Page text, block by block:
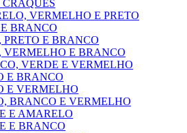
CRAQUES
VERMELHO E PRETO
BRANCO
E BRANCO
VERMELHO E BRANCO
VERDE E VERMELHO
E BRANCO
E VERMELHO
BRANCO E VERMELHO
E AMARELO
E BRANCO